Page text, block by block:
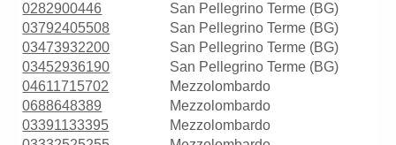
0282900446
San Pellegrino Terme (BG)
03792405508
San Pellegrino Terme (BG)
03473932200
San Pellegrino Terme (BG)
03452936190
San Pellegrino Terme (BG)
04611715702
Mezzolombardo
0688648389
Mezzolombardo
03391133395
Mezzolombardo